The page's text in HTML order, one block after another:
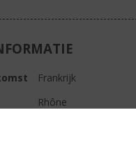
Frankrijk
Rhône